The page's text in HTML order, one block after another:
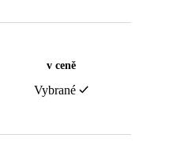
v ceně
Vybrané